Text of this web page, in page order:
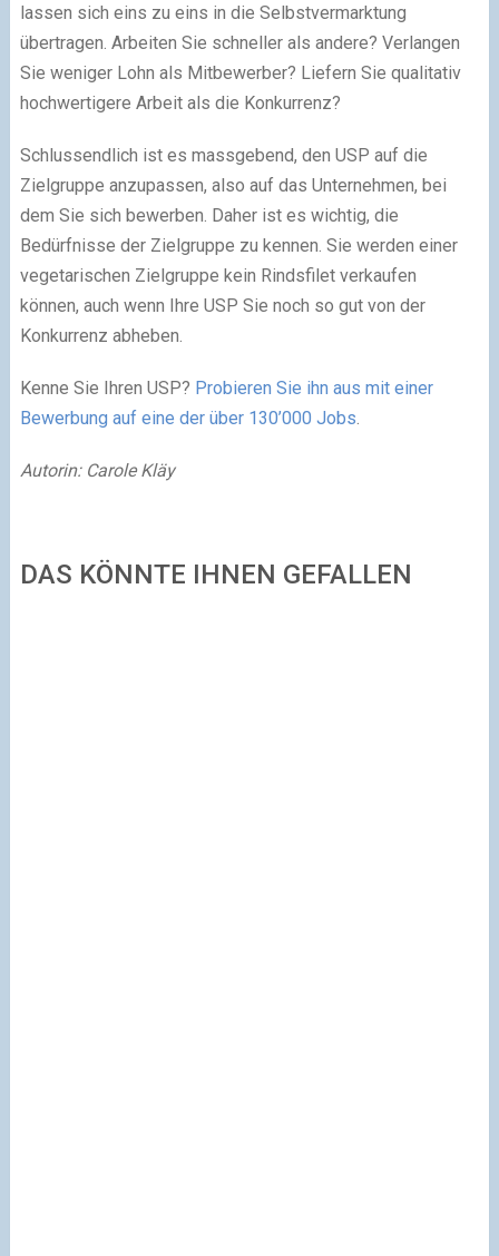
lassen sich eins zu eins in die Selbstvermarktung
übertragen. Arbeiten Sie schneller als andere? Verlangen
Sie weniger Lohn als Mitbewerber? Liefern Sie qualitativ
hochwertigere Arbeit als die Konkurrenz?
Schlussendlich ist es massgebend, den USP auf die
Zielgruppe anzupassen, also auf das Unternehmen, bei
dem Sie sich bewerben. Daher ist es wichtig, die
Bedürfnisse der Zielgruppe zu kennen. Sie werden einer
vegetarischen Zielgruppe kein Rindsfilet verkaufen
können, auch wenn Ihre USP Sie noch so gut von der
Konkurrenz abheben.
Kenne Sie Ihren USP? Probieren Sie ihn aus mit einer
Bewerbung auf eine der über 130’000 Jobs
Autorin: Carole Kläy
DAS KÖNNTE IHNEN GEFALLEN